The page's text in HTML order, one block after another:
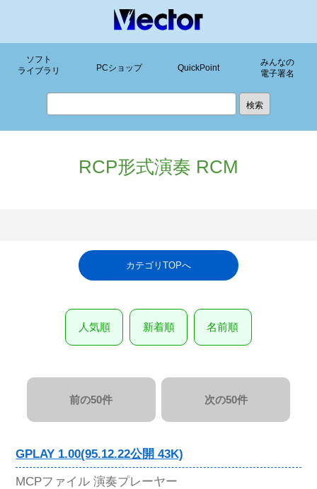
ソフト
ライブラリ
PCショップ QuickPoint
みんなの
電子署名
RCP形式演奏 RCM
カテゴリTOPへ
人気順 新着順 名前順
前の50件 次の50件
GPLAY 1.00(95.12.22公開 43K)
MCPファイル 演奏プレーヤー